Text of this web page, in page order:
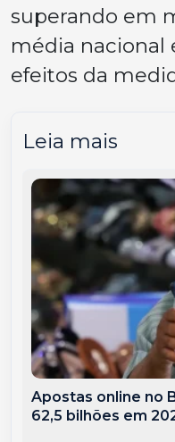
superando em
média nacional
efeitos da
Leia mais
Apostas online no
62,5 bilhões em